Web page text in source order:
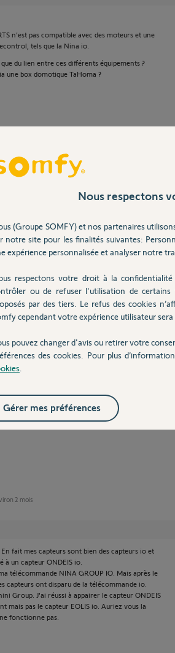
n’est pas compatible avec des moteurs et une
tels que la Nina io.
du lien entre ces différents équipements ?
une box domotique TaHoma ?
Jai acheté la maison, tout était en place. Je
n'apparaissent pas sur la facture.
puis je installer les capteurs en les
compatible avec une box domotique. Il n’est
TaHoma.
installé : il doit être positionné à
2 mois
fait mes capteurs sont bien des capteurs io et
à un capteur ONDEIS io.
télécommande NINA GROUP IO. Mais après le
capteurs ont disparu de la télécommande io.
Group. J'ai réussi à appairer le capteur ONDEIS
mais pas le capteur EOLIS io. Auriez vous la
fonctionne pas.
Nous respectons
(Groupe SOMFY) et nos partenaires
notre site pour les finalités suivantes:
expérience personnalisée et analyser notre
respectons votre droit à la
ou de refuser l'utilisation de certains
par des tiers. Le refus des cookies
cependant votre expérience utilisateur
pouvez changer d'avis ou retirer votre
des cookies. Pour plus
Gérer mes préférences